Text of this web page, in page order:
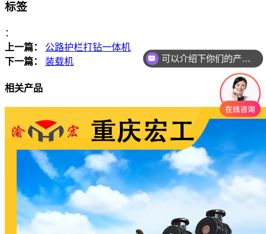
标签
：
上一篇：
公路护栏打钻一体机
下一篇：
装载机
相关产品
你们是怎么收费的呢